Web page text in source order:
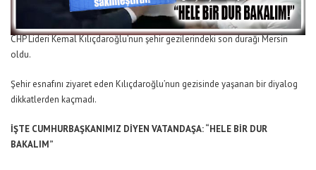
CHP Lideri Kemal Kılıçdaroğlu’nun şehir gezilerindeki son durağı Mersin
oldu.
Şehir esnafını ziyaret eden Kılıçdaroğlu’nun gezisinde yaşanan bir diyalog
dikkatlerden kaçmadı.
İŞTE CUMHURBAŞKANIMIZ DİYEN VATANDAŞA: “HELE BİR DUR
BAKALIM”